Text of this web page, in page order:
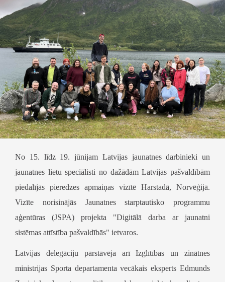
No 15. līdz 19. jūnijam Latvijas jaunatnes darbinieki un
jaunatnes lietu speciālisti no dažādām Latvijas pašvaldībām
piedalījās pieredzes apmaiņas vizītē Harstadā, Norvēģijā.
Vizīte norisinājās Jaunatnes starptautisko programmu
aģentūras (JSPA) projekta "Digitālā darba ar jaunatni
sistēmas attīstība pašvaldībās" ietvaros.
Latvijas delegāciju pārstāvēja arī Izglītības un zinātnes
ministrijas Sporta departamenta vecākais eksperts Edmunds